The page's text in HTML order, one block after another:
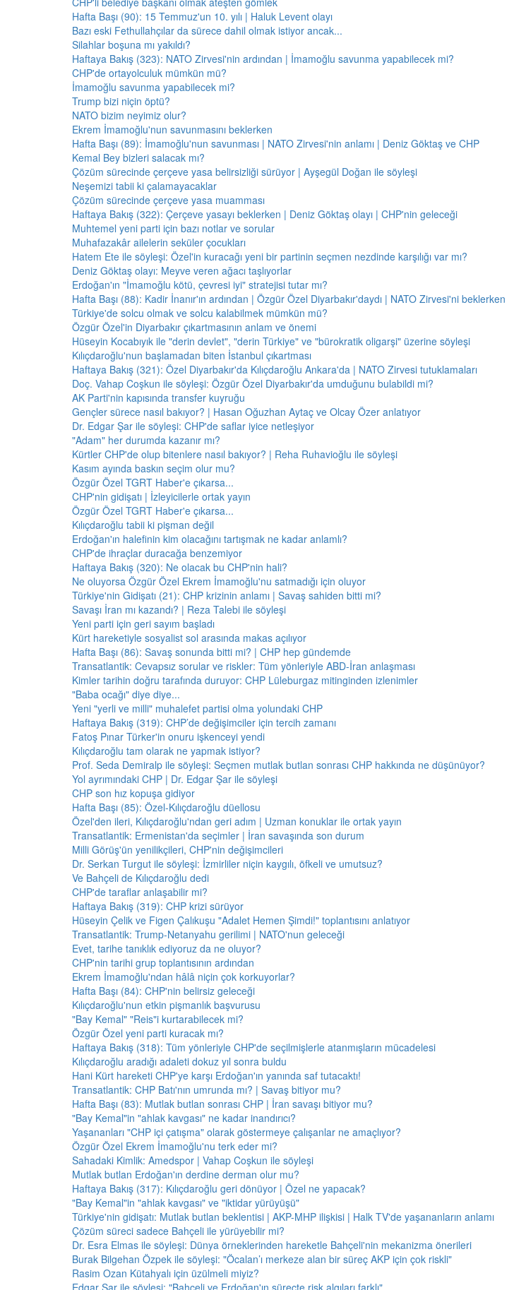
Hafta Başı (90): 15 Temmuz'un 10. yılı | Haluk Levent olayı
Bazı eski Fethullahçılar da sürece dahil olmak istiyor ancak...
Silahlar boşuna mı yakıldı?
Haftaya Bakış (323): NATO Zirvesi'nin ardından | İmamoğlu savunma yapabilecek mi?
CHP'de ortayolculuk mümkün mü?
İmamoğlu savunma yapabilecek mi?
Trump bizi niçin öptü?
NATO bizim neyimiz olur?
Ekrem İmamoğlu'nun savunmasını beklerken
Hafta Başı (89): İmamoğlu'nun savunması | NATO Zirvesi'nin anlamı | Deniz Göktaş ve CHP
Kemal Bey bizleri salacak mı?
Çözüm sürecinde çerçeve yasa belirsizliği sürüyor | Ayşegül Doğan ile söyleşi
Neşemizi tabii ki çalamayacaklar
Çözüm sürecinde çerçeve yasa muamması
Haftaya Bakış (322): Çerçeve yasayı beklerken | Deniz Göktaş olayı | CHP'nin geleceği
Muhtemel yeni parti için bazı notlar ve sorular
Muhafazakâr ailelerin seküler çocukları
Hatem Ete ile söyleşi: Özel'in kuracağı yeni bir partinin seçmen nezdinde karşılığı var mı?
Deniz Göktaş olayı: Meyve veren ağacı taşlıyorlar
Erdoğan'ın "İmamoğlu kötü, çevresi iyi" stratejisi tutar mı?
Hafta Başı (88): Kadir İnanır'ın ardından | Özgür Özel Diyarbakır'daydı | NATO Zirvesi'ni beklerken
Türkiye'de solcu olmak ve solcu kalabilmek mümkün mü?
Özgür Özel'in Diyarbakır çıkartmasının anlam ve önemi
Hüseyin Kocabıyık ile "derin devlet", "derin Türkiye" ve "bürokratik oligarşi" üzerine söyleşi
Kılıçdaroğlu'nun başlamadan biten İstanbul çıkartması
Haftaya Bakış (321): Özel Diyarbakır'da Kılıçdaroğlu Ankara'da | NATO Zirvesi tutuklamaları
Doç. Vahap Coşkun ile söyleşi: Özgür Özel Diyarbakır'da umduğunu bulabildi mi?
AK Parti'nin kapısında transfer kuyruğu
Gençler sürece nasıl bakıyor? | Hasan Oğuzhan Aytaç ve Olcay Özer anlatıyor
Dr. Edgar Şar ile söyleşi: CHP'de saflar iyice netleşiyor
"Adam" her durumda kazanır mı?
Kürtler CHP'de olup bitenlere nasıl bakıyor? | Reha Ruhavioğlu ile söyleşi
Kasım ayında baskın seçim olur mu?
Özgür Özel TGRT Haber'e çıkarsa...
CHP'nin gidişatı | İzleyicilerle ortak yayın
Özgür Özel TGRT Haber'e çıkarsa...
Kılıçdaroğlu tabii ki pişman değil
Erdoğan'ın halefinin kim olacağını tartışmak ne kadar anlamlı?
CHP'de ihraçlar duracağa benzemiyor
Haftaya Bakış (320): Ne olacak bu CHP'nin hali?
Ne oluyorsa Özgür Özel Ekrem İmamoğlu'nu satmadığı için oluyor
Türkiye'nin Gidişatı (21): CHP krizinin anlamı | Savaş sahiden bitti mi?
Savaşı İran mı kazandı? | Reza Talebi ile söyleşi
Yeni parti için geri sayım başladı
Kürt hareketiyle sosyalist sol arasında makas açılıyor
Hafta Başı (86): Savaş sonunda bitti mi? | CHP hep gündemde
Transatlantik: Cevapsız sorular ve riskler: Tüm yönleriyle ABD-İran anlaşması
Kimler tarihin doğru tarafında duruyor: CHP Lüleburgaz mitinginden izlenimler
"Baba ocağı" diye diye...
Yeni "yerli ve milli" muhalefet partisi olma yolundaki CHP
Haftaya Bakış (319): CHP’de değişimciler için tercih zamanı
Fatoş Pınar Türker'in onuru işkenceyi yendi
Kılıçdaroğlu tam olarak ne yapmak istiyor?
Prof. Seda Demiralp ile söyleşi: Seçmen mutlak butlan sonrası CHP hakkında ne düşünüyor?
Yol ayrımındaki CHP | Dr. Edgar Şar ile söyleşi
CHP son hız kopuşa gidiyor
Hafta Başı (85): Özel-Kılıçdaroğlu düellosu
Özel'den ileri, Kılıçdaroğlu'ndan geri adım | Uzman konuklar ile ortak yayın
Transatlantik: Ermenistan'da seçimler | İran savaşında son durum
Milli Görüş'ün yenilikçileri, CHP'nin değişimcileri
Dr. Serkan Turgut ile söyleşi: İzmirliler niçin kaygılı, öfkeli ve umutsuz?
Ve Bahçeli de Kılıçdaroğlu dedi
CHP'de taraflar anlaşabilir mi?
Haftaya Bakış (319): CHP krizi sürüyor
Hüseyin Çelik ve Figen Çalıkuşu "Adalet Hemen Şimdi!" toplantısını anlatıyor
Transatlantik: Trump-Netanyahu gerilimi | NATO'nun geleceği
Evet, tarihe tanıklık ediyoruz da ne oluyor?
CHP'nin tarihi grup toplantısının ardından
Ekrem İmamoğlu'ndan hâlâ niçin çok korkuyorlar?
Hafta Başı (84): CHP'nin belirsiz geleceği
Kılıçdaroğlu'nun etkin pişmanlık başvurusu
"Bay Kemal" "Reis"i kurtarabilecek mi?
Özgür Özel yeni parti kuracak mı?
Haftaya Bakış (318): Tüm yönleriyle CHP'de seçilmişlerle atanmışların mücadelesi
Kılıçdaroğlu aradığı adaleti dokuz yıl sonra buldu
Hani Kürt hareketi CHP'ye karşı Erdoğan'ın yanında saf tutacaktı!
Transatlantik: CHP Batı'nın umrunda mı? | Savaş bitiyor mu?
Hafta Başı (83): Mutlak butlan sonrası CHP | İran savaşı bitiyor mu?
"Bay Kemal"in "ahlak kavgası" ne kadar inandırıcı?
Yaşananları "CHP içi çatışma" olarak göstermeye çalışanlar ne amaçlıyor?
Özgür Özel Ekrem İmamoğlu'nu terk eder mi?
Sahadaki Kimlik: Amedspor | Vahap Coşkun ile söyleşi
Mutlak butlan Erdoğan'ın derdine derman olur mu?
Haftaya Bakış (317): Kılıçdaroğlu geri dönüyor | Özel ne yapacak?
"Bay Kemal"in "ahlak kavgası" ve "iktidar yürüyüşü"
Türkiye'nin gidişatı: Mutlak butlan beklentisi | AKP-MHP ilişkisi | Halk TV'de yaşananların anlamı
Çözüm süreci sadece Bahçeli ile yürüyebilir mi?
Dr. Esra Elmas ile söyleşi: Dünya örneklerinden hareketle Bahçeli'nin mekanizma önerileri
Burak Bilgehan Özpek ile söyleşi: "Öcalan’ı merkeze alan bir süreç AKP için çok riskli"
Rasim Ozan Kütahyalı için üzülmeli miyiz?
Edgar Şar ile söyleşi: "Bahçeli ve Erdoğan'ın süreçte risk algıları farklı"